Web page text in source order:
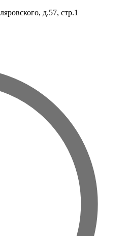
д.57, стр.1